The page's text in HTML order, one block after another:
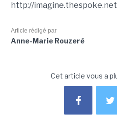
http://imagine.thespoke.net
Article rédigé par
Anne-Marie Rouzeré
Cet article vous a